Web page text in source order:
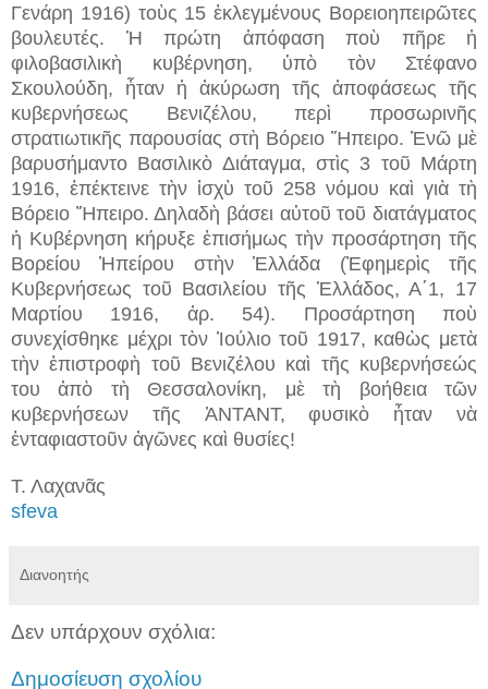
Γενάρη 1916) τοὺς 15 ἐκλεγμένους Βορειοηπειρῶτες
βουλευτές. Ἡ πρώτη ἀπόφαση ποὺ πῆρε ἡ
φιλοβασιλικὴ κυβέρνηση, ὑπὸ τὸν Στέφανο
Σκουλούδη, ἦταν ἡ ἀκύρωση τῆς ἀποφάσεως τῆς
κυβερνήσεως Βενιζέλου, περὶ προσωρινῆς
στρατιωτικῆς παρουσίας στὴ Βόρειο Ἤπειρο. Ἐνῶ μὲ
βαρυσήμαντο Βασιλικὸ Διάταγμα, στὶς 3 τοῦ Μάρτη
1916, ἐπέκτεινε τὴν ἰσχὺ τοῦ 258 νόμου καὶ γιὰ τὴ
Βόρειο Ἤπειρο. Δηλαδὴ βάσει αὐτοῦ τοῦ διατάγματος
ἡ Κυβέρνηση κήρυξε ἐπισήμως τὴν προσάρτηση τῆς
Βορείου Ἠπείρου στὴν Ἑλλάδα (Ἐφημερὶς τῆς
Κυβερνήσεως τοῦ Βασιλείου τῆς Ἑλλάδος, Α΄1, 17
Μαρτίου 1916, ἀρ. 54). Προσάρτηση ποὺ
συνεχίσθηκε μέχρι τὸν Ἰούλιο τοῦ 1917, καθὼς μετὰ
τὴν ἐπιστροφὴ τοῦ Βενιζέλου καὶ τῆς κυβερνήσεώς
του ἀπὸ τὴ Θεσσαλονίκη, μὲ τὴ βοήθεια τῶν
κυβερνήσεων τῆς ἈΝΤΑΝΤ, φυσικὸ ἦταν νὰ
ἐνταφιαστοῦν ἀγῶνες καὶ θυσίες!
Τ. Λαχανᾶς
sfeva
Διανοητής
Δεν υπάρχουν σχόλια:
Δημοσίευση σχολίου